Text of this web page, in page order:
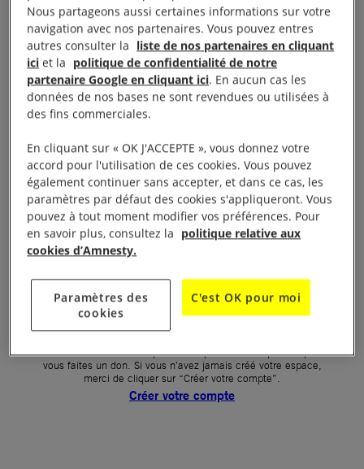
Connexion
Votre adresse email (obligatoire)
Mot de passe oublié ?
Un problème de connexion ?
Première connexion ?
La création de votre espace n’est pas automatique lorsque
vous faites un don. Si vous n’avez jamais créé votre espace,
merci de cliquer sur “Créer votre compte”.
Créer votre compte
Nous partageons aussi certaines informations sur votre
navigation avec nos partenaires. Vous pouvez entres
autres consulter la liste de nos partenaires en cliquant
ici et la politique de confidentialité de notre
partenaire Google en cliquant ici. En aucun cas les
données de nos bases ne sont revendues ou utilisées à
des fins commerciales.
En cliquant sur « OK J'ACCEPTE », vous donnez votre
accord pour l'utilisation de ces cookies. Vous pouvez
également continuer sans accepter, et dans ce cas, les
paramètres par défaut des cookies s'appliqueront. Vous
pouvez à tout moment modifier vos préférences. Pour
en savoir plus, consultez la politique relative aux
cookies d’Amnesty.
Paramètres des
cookies
C'est OK pour moi